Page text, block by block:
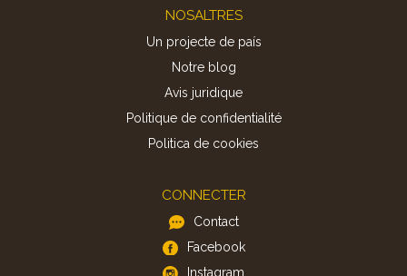
NOSALTRES
Un projecte de país
Notre blog
Avis juridique
Politique de confidentialité
Politica de cookies
CONNECTER
Contact
Facebook
Instagram